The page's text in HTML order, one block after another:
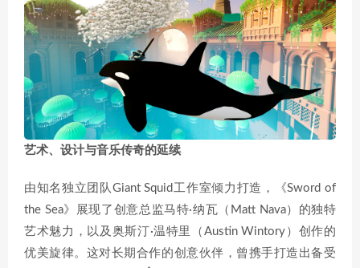
艺术、设计与音乐传奇的延续
由知名独立团队Giant Squid工作室倾力打造，《Sword of
the Sea》展现了创意总监马特·纳瓦（Matt Nava）的独特
艺术魅力，以及奥斯汀·温特里（Austin Wintory）创作的
优美旋律。这对长期合作的创意伙伴，曾携手打造出备受